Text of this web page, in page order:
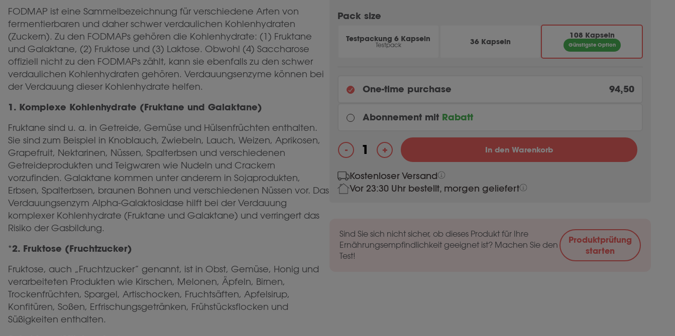
FODMAP ist eine Sammelbezeichnung für verschiedene Arten von
fermentierbaren und daher schwer verdaulichen Kohlenhydraten
(Zuckern). Zu den FODMAPs gehören die Kohlenhydrate: (1) Fruktane
und Galaktane, (2) Fruktose und (3) Laktose. Obwohl (4) Saccharose
offiziell nicht zu den FODMAPs zählt, kann sie ebenfalls zu den schwer
verdaulichen Kohlenhydraten gehören. Verdauungsenzyme können bei
der Verdauung dieser Kohlenhydrate helfen.
1. Komplexe Kohlenhydrate (Fruktane und Galaktane)
Fruktane sind u. a. in Getreide, Gemüse und Hülsenfrüchten enthalten.
Sie sind zum Beispiel in Knoblauch, Zwiebeln, Lauch, Weizen, Aprikosen,
Grapefruit, Nektarinen, Nüssen, Spalterbsen und verschiedenen
Getreideprodukten und Teigwaren wie Nudeln und Crackern
vorzufinden. Galaktane kommen unter anderem in Sojaprodukten,
Erbsen, Spalterbsen, braunen Bohnen und verschiedenen Nüssen vor. Das
Verdauungsenzym Alpha-Galaktosidase hilft bei der Verdauung
komplexer Kohlenhydrate (Fruktane und Galaktane) und verringert das
Risiko der Gasbildung.
*2. Fruktose (Fruchtzucker)
Fruktose, auch „Fruchtzucker” genannt, ist in Obst, Gemüse, Honig und
verarbeiteten Produkten wie Kirschen, Melonen, Äpfeln, Birnen,
Trockenfrüchten, Spargel, Artischocken, Fruchtsäften, Apfelsirup,
Konfitüren, Soßen, Erfrischungsgetränken, Frühstücksflocken und
Süßigkeiten enthalten.
Pack size
Testpackung 6 Kapseln
Testpack 36 Kapseln
108 Kapseln
Günstigste Option
One-time purchase 94,50
Abonnement mit Rabatt
Every month Original price
Current
Most chosen
Every 3 months
Kostenloser Versand
Vor 23:30 Uhr bestellt, morgen geliefert
-
Fodmix (Quatrase 10.000) Menge
+ In den Warenkorb
Sind Sie sich nicht sicher, ob dieses Produkt für Ihre
Ernährungsempfindlichkeit geeignet ist? Machen Sie den
Test!
Produktprüfung
starten